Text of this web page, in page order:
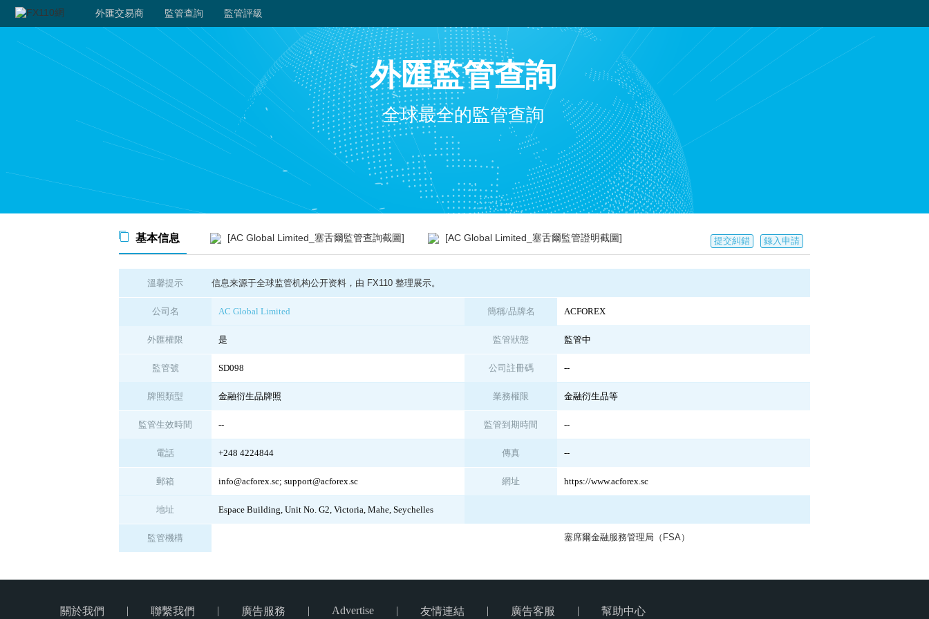
外匯交易商 監管查詢 監管評級
外匯監管查詢
全球最全的監管查詢
基本信息 [AC Global Limited_塞舌爾監管查詢截圖] [AC Global Limited_塞舌爾監管證明截圖] 提交糾錯 錄入申請
溫馨提示 信息来源于全球监管机构公开资料，由 FX110 整理展示。
公司名 AC Global Limited 簡稱/品牌名 ACFOREX
外匯權限 是 監管狀態 監管中
監管號 SD098 公司註冊碼 --
牌照類型 金融衍生品牌照 業務權限 金融衍生品等
監管生效時間 -- 監管到期時間 --
電話 +248 4224844 傳真 --
郵箱 info@acforex.sc; support@acforex.sc 網址 https://www.acforex.sc
地址 Espace Building, Unit No. G2, Victoria, Mahe, Seychelles
監管機構 塞席爾金融服務管理局（FSA）
關於我們 | 聯繫我們 | 廣告服務 | Advertise | 友情連結 | 廣告客服 | 幫助中心